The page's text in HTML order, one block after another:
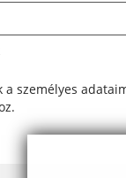
a személyes